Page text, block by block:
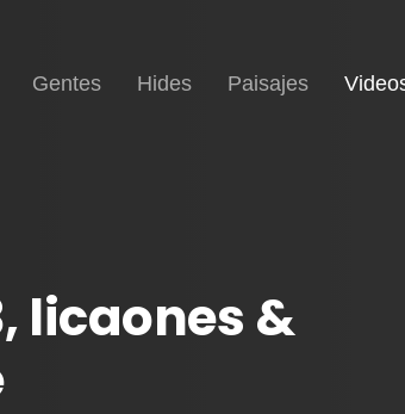
Inicio
Gentes Hides Paisajes
licaones &